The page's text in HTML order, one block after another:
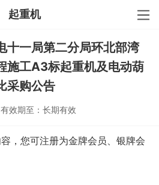
起重机
十一局第二分局环北部湾
施工A3标起重机及电动葫
采购公告
效期至：长期有效
，您可注册为金牌会员、银牌会